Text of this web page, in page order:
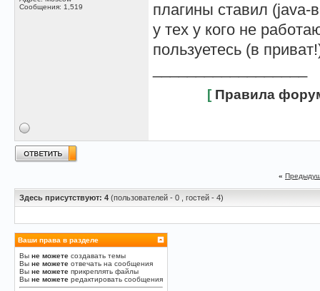
Сообщения: 1,519
плагины ставил (java-
у тех у кого не
пользуетесь (в
[ Правила
«
Здесь присутствуют: 4 (пользователей - 0 , гостей - 4)
Ваши права в разделе
Вы не можете создавать темы
Вы не можете отвечать на сообщения
Вы не можете прикреплять файлы
Вы не можете редактировать сообщения